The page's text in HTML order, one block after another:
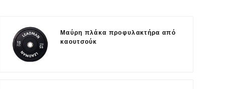
Μαύρη πλάκα προφυλακτήρα από
καουτσούκ